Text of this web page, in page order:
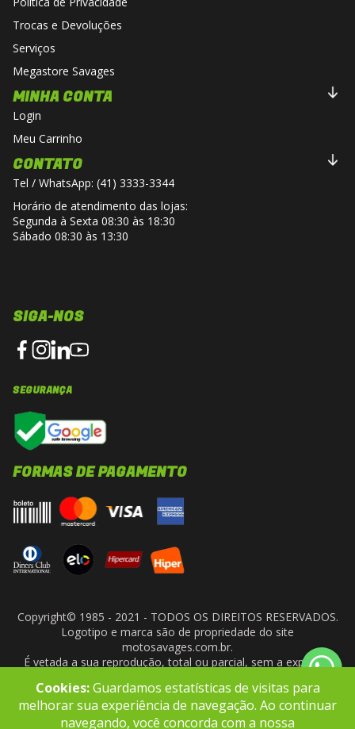
Trocas e Devoluções
Serviços
Megastore Savages
MINHA CONTA
Login
Meu Carrinho
CONTATO
Tel / WhatsApp: (41) 3333-3344
Horário de atendimento das lojas:
Segunda à Sexta 08:30 às 18:30
Sábado 08:30 às 13:30
SIGA-NOS
SEGURANÇA
FORMAS DE PAGAMENTO
Copyright© 1985 - 2021 - TODOS OS DIREITOS RESERVADOS.
Logotipo e marca são de propriedade do site
motosavages.com.br.
É vetada a sua reprodução, total ou parcial, sem a expressa
- CNPJ: 10.927.924/0001-91
Cookies:Guardamos estatísticas de visitas para
melhorar sua experiência de navegação. Ao continuar
navegando, você concorda com a nossa